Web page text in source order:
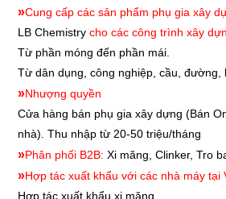
»Cung cấp các sản phẩm phụ gia xây
LB Chemistrycho các công trình xây
Từ phần móng đến phần mái.
Từ dân dụng, công nghiệp, cầu, đường,
»Nhượng quyền
Cửa hàng bán phụ gia xây dựng (Bán
nhà). Thu nhập từ 20-50 triệu/tháng
»Phân phối B2B: Xi măng, Clinker, Tro
»Hợp tác xuất khẩu với các nhà máy tại
Hợp tác xuất khẩu xi măng